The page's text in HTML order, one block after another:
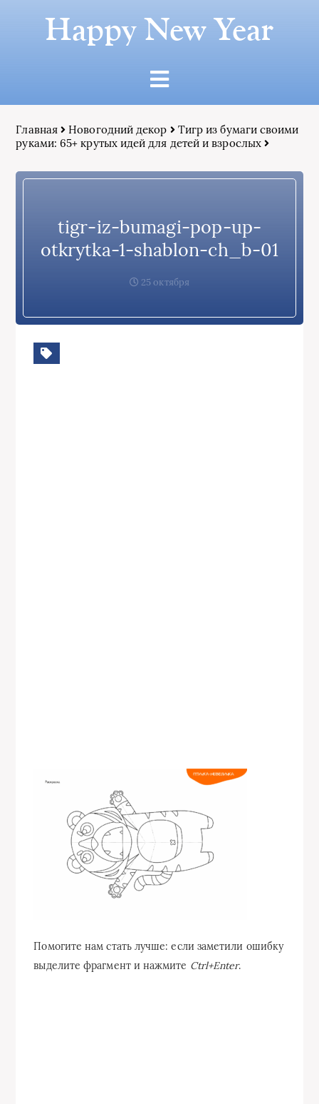
Happy New Year
Главная Новогодний декор
Тигр из бумаги своими
руками: 65+ крутых идей для детей и взрослых
tigr-iz-bumagi-pop-up-
otkrytka-1-shablon-ch_b-01
25 октября
Помогите нам стать лучше: если заметили ошибку
выделите фрагмент и нажмите Ctrl+Enter.